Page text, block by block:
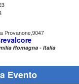
Provanone,9047
Romagna - Italia
Evento